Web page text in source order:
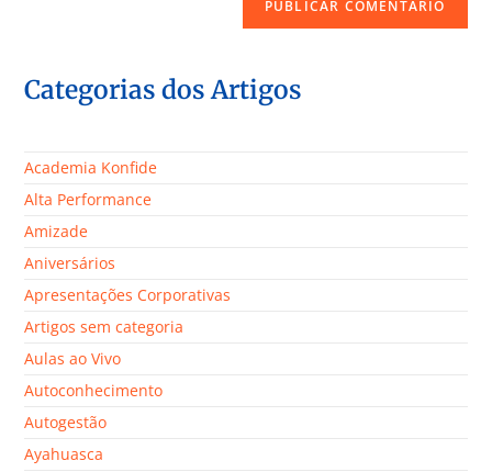
Categorias dos Artigos
Academia Konfide
Alta Performance
Amizade
Aniversários
Apresentações Corporativas
Artigos sem categoria
Aulas ao Vivo
Autoconhecimento
Autogestão
Ayahuasca